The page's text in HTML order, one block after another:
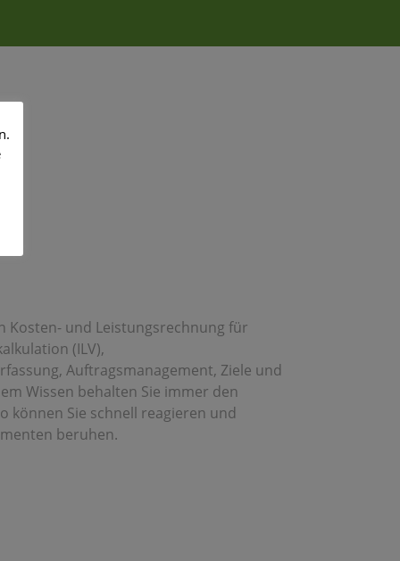
Kosten- und Leistungsrechnung für
(ILV),
Auftragsmanagement, Ziele und
Wissen behalten Sie immer den
können Sie schnell reagieren und
beruhen.